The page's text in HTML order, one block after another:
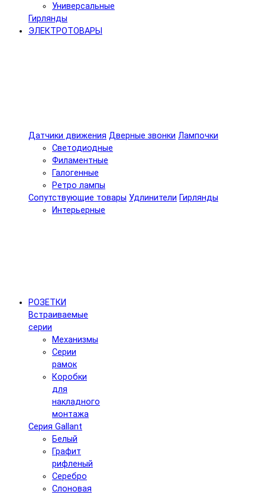
Универсальные
Гирлянды
ЭЛЕКТРОТОВАРЫ
Датчики движения Дверные звонки Лампочки
Светодиодные
Филаментные
Галогенные
Ретро лампы
Сопутствующие товары Удлинители Гирлянды
Интерьерные
РОЗЕТКИ
Встраиваемые
серии
Механизмы
Серии
рамок
Коробки
для
накладного
монтажа
Серия Gallant
Белый
Графит
рифленый
Серебро
Слоновая